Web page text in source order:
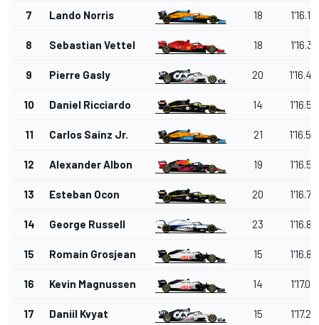
7 Lando Norris 18
8 Sebastian Vettel 18
9 Pierre Gasly 20
10 Daniel Ricciardo 14
11 Carlos Sainz Jr. 21
12 Alexander Albon 19
13 Esteban Ocon 20
14 George Russell 23
15 Romain Grosjean 15
16 Kevin Magnussen 14
17 Daniil Kvyat 15